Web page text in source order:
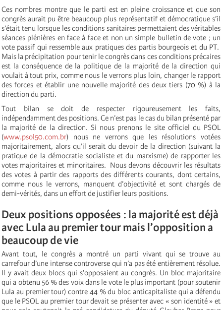
Ces nombres montre que le parti est en pleine croissance et que son
congrès aurait pu être beaucoup plus représentatif et démocratique s’il
s’était tenu lorsque les conditions sanitaires permettaient des véritables
séances plénières en face à face et non un simple bulletin de vote ; un
vote passif qui ressemble aux pratiques des partis bourgeois et du PT.
Mais la précipitation pour tenir le congrès dans ces conditions précaires
est la conséquence de la politique de la majorité de la direction qui
voulait à tout prix, comme nous le verrons plus loin, changer le rapport
des forces et établir une nouvelle majorité des deux tiers (70 %) à la
direction du parti.
Tout bilan se doit de respecter rigoureusement les faits,
indépendamment des positions. Ce n’est pas le cas du bilan présenté par
la majorité de la direction. Si nous prenons le site officiel du PSOL
(www.psol50.com.br) nous ne verrons que les résolutions votées
majoritairement, alors qu’il serait du devoir de la direction (suivant la
pratique de la démocratie socialiste et du marxisme) de rapporter les
votes majoritaires et minoritaires. Nous devons découvrir les résultats
des votes à partir des rapports des différents courants, dont certains,
comme nous le verrons, manquent d’objectivité et sont chargés de
demi-vérités, dans un effort de justifier leurs positions.
Deux positions opposées : la majorité est déjà
avec Lula au premier tour mais l’opposition a
beaucoup de vie
Avant tout, le congrès a montré un parti vivant qui se trouve au
carrefour d’une intense controverse qui n’a pas été entièrement résolue.
Il y avait deux blocs qui s’opposaient au congrès. Un bloc majoritaire
qui a obtenu 56 % des voix dans le vote le plus important (pour soutenir
Lula au premier tour) contre 44 % du bloc anticapitaliste qui a défendu
que le PSOL au premier tour devait se présenter avec « son identité » et